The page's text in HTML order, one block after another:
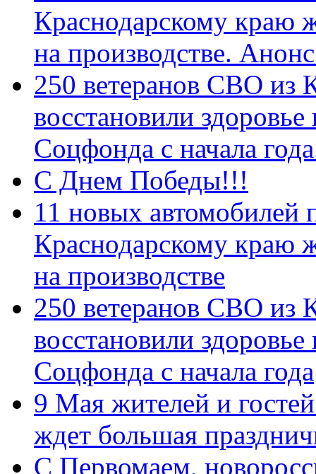
Краснодарскому краю
на производстве.
250 ветеранов СВО из
восстановили
Соцфонда с начала
С Днем Победы!!!
11 новых автомобилей
Краснодарскому краю
на производстве
250 ветеранов СВО из
восстановили
Соцфонда с начала года
9 Мая жителей и
ждет большая
C Первомаем,